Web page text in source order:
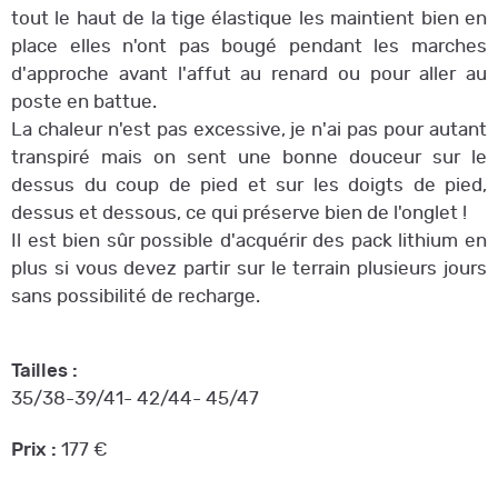
tout le haut de la tige élastique les maintient bien en
place elles n'ont pas bougé pendant les marches
d'approche avant l'affut au renard ou pour aller au
poste en battue.
La chaleur n'est pas excessive, je n'ai pas pour autant
transpiré mais on sent une bonne douceur sur le
dessus du coup de pied et sur les doigts de pied,
dessus et dessous, ce qui préserve bien de l'onglet !
Il est bien sûr possible d'acquérir des pack lithium en
plus si vous devez partir sur le terrain plusieurs jours
sans possibilité de recharge.
Tailles :
35/38-39/41- 42/44- 45/47
Prix : 177 €